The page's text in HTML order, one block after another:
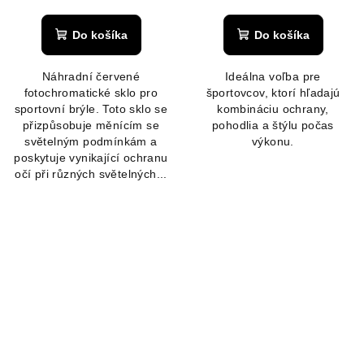
Do košíka
Náhradní červené
fotochromatické sklo pro
sportovní brýle. Toto sklo se
přizpůsobuje měnícím se
světelným podmínkám a
poskytuje vynikající ochranu
očí při různých světelných...
Do košíka
Ideálna voľba pre
športovcov, ktorí hľadajú
kombináciu ochrany,
pohodlia a štýlu počas
výkonu.